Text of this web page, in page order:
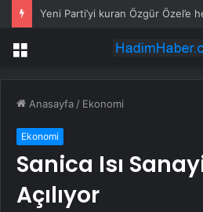
Menü
Anasayfa / Ekonomi
Ekonomi
Sanica Isı
Açılıyor